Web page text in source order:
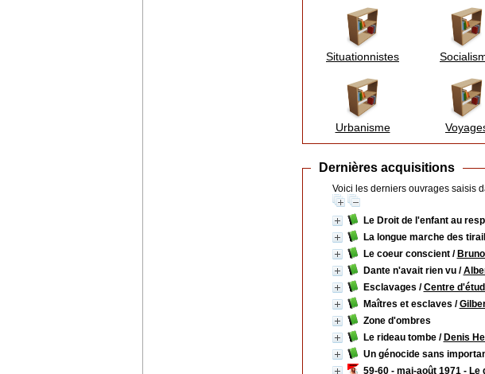
Situationnistes
Urbanisme
Dernières acquisitions
Voici les derniers ouvrages saisis
Le Droit de l'enfant au
La longue marche des
Le coeur conscient/
Dante n'avait rien vu/
Esclavages /Centre
Maîtres et esclaves /
Zone d'ombres
Le rideau tombe/ Denis
Un génocide sans
59-60 - mai-août 1971 - Le